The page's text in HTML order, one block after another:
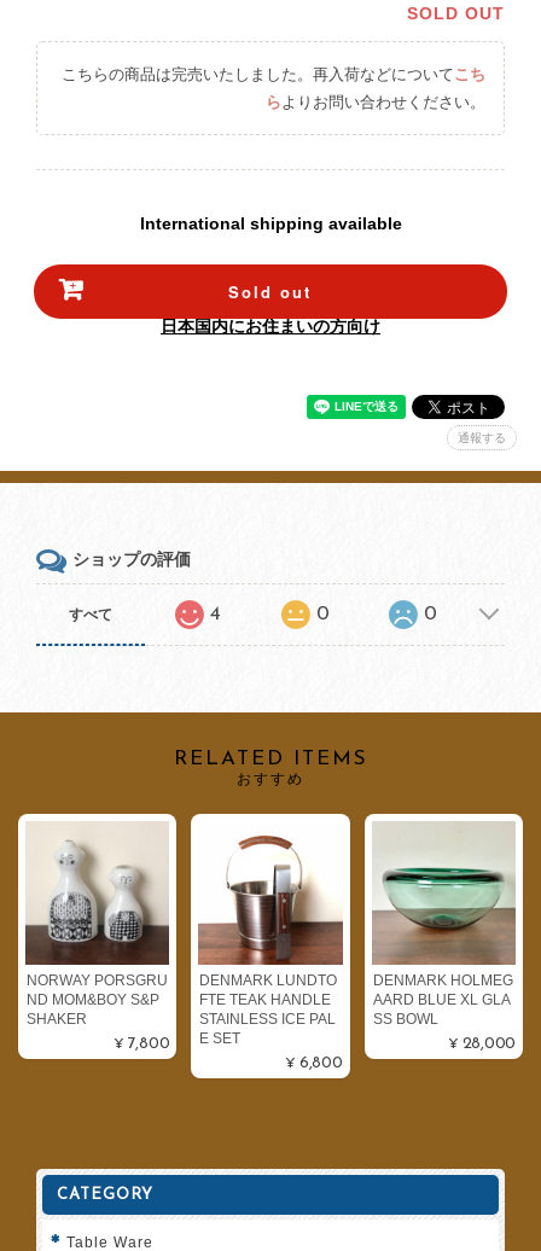
SOLD OUT
こちらの商品は完売いたしました。再入荷などについてこち
ら よりお問い合わせください。
International shipping available
Sold out
日本国内にお住まいの方向け
通報する
ショップの評価
すべて 4 0 0
RELATED ITEMS
おすすめ
NORWAY PORSGRU
ND MOM&BOY S&P
SHAKER
¥7,800
DENMARK LUNDTO
FTE TEAK HANDLE
STAINLESS ICE PAL
E SET
¥6,800
DENMARK HOLMEG
AARD BLUE XL GLA
SS BOWL
¥28,000
CATEGORY
Table Ware